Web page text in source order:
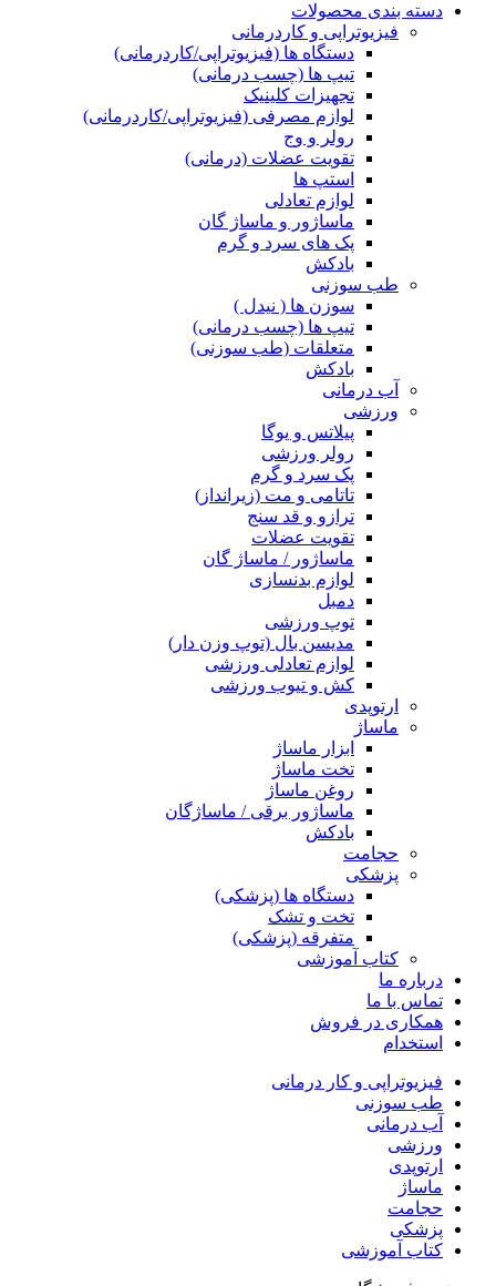
دسته بندی محصولات
فیزیوتراپی و کاردرمانی
دستگاه ها (فیزیوتراپی/کاردرمانی)
تیپ ها (چسب درمانی)
تجهیزات کلینیک
لوازم مصرفی (فیزیوتراپی/کاردرمانی)
رولر و وج
تقویت عضلات (درمانی)
استپ ها
لوازم تعادلی
ماساژور و ماساژ گان
پک های سرد و گرم
بادکش
طب سوزنی
سوزن ها ( نیدل )
تیپ ها (چسب درمانی)
متعلقات (طب سوزنی)
بادکش
آب درمانی
ورزشی
پیلاتس و یوگا
رولر ورزشی
پک سرد و گرم
تاتامی و مت (زیرانداز)
ترازو و قد سنج
تقویت عضلات
ماساژور / ماساژ گان
لوازم بدنسازی
دمبل
توپ ورزشی
مدیسن بال (توپ وزن دار)
لوازم تعادلی ورزشی
کش و تیوب ورزشی
ارتوپدی
ماساژ
ابزار ماساژ
تخت ماساژ
روغن ماساژ
ماساژور برقی / ماساژگان
بادکش
حجامت
پزشکی
دستگاه ها (پزشکی)
تخت و تشک
متفرقه (پزشکی)
کتاب آموزشی
درباره ما
تماس با ما
همکاری در فروش
استخدام
فیزیوتراپی و کار درمانی
طب سوزنی
آب درمانی
ورزشی
ارتوپدی
ماساژ
حجامت
پزشکی
کتاب آموزشی